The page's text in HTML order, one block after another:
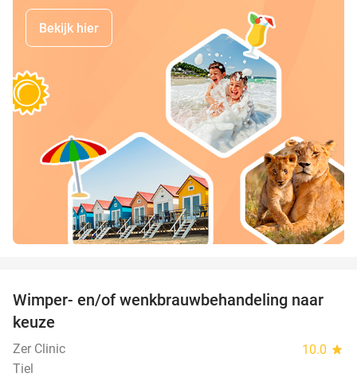
Bekijk hier
53%
Wimper- en/of wenkbrauwbehandeling naar
keuze
Zer Clinic 10.0 star
Tiel